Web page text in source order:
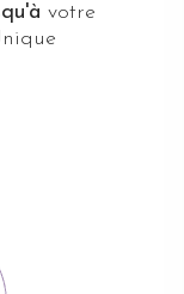
votre